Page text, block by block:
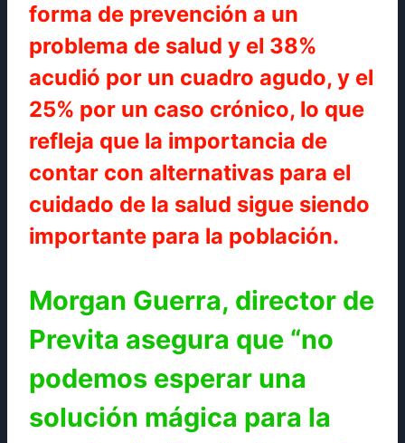
forma de prevención a un
problema de salud y el 38%
acudió por un cuadro agudo, y el
25% por un caso crónico, lo que
refleja que la importancia de
contar con alternativas para el
cuidado de la salud sigue siendo
importante para la población.
Morgan Guerra, director de
Previta asegura que “no
podemos esperar una
solución mágica para la